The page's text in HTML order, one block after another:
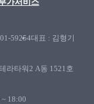
가서비스
59254대표 : 김형기
라타워2 A동 1521호
18:00